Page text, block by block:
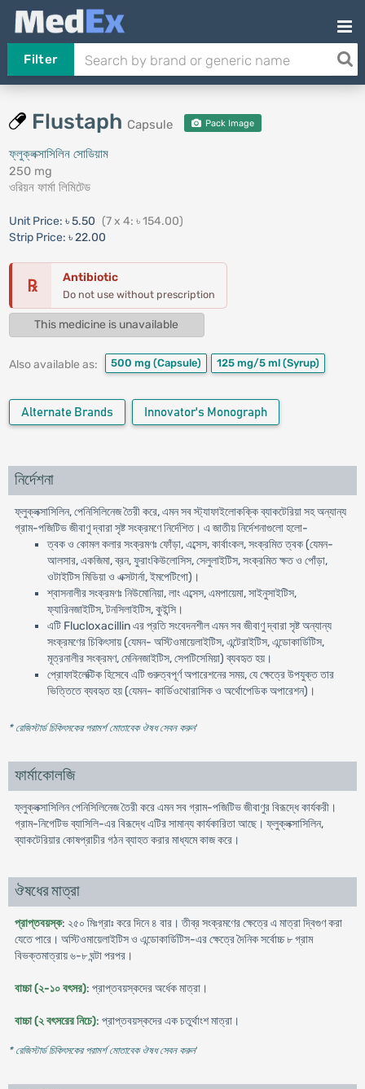
Filter
Flustaph Capsule Pack Image
ফ্লুক্লক্সাসিলিন সোডিয়াম
250 mg
ওরিয়ন ফার্মা লিমিটেড
Unit Price: ৳ 5.50 (7 x 4: ৳ 154.00)
Strip Price: ৳ 22.00
℞ Antibiotic
Do not use without prescription
This medicine is unavailable
Also available as: 500 mg (Capsule) 125 mg/5 ml (Syrup)
Alternate Brands Innovator's Monograph
নির্দেশনা
ফ্লুক্লক্সাসিলিন, পেনিসিলিনেজ তৈরী করে, এমন সব স্ট্যাফাইলোকক্কি ব্যাকটেরিয়া সহ অন্যান্য
গ্রাম-পজিটিভ জীবাণু দ্বারা সৃষ্ট সংক্রমণে নির্দেশিত। এ জাতীয় নির্দেশনাগুলো হলো-
ত্বক ও কোমল কলার সংক্রমণঃ ফোঁড়া, এব্সেস, কার্বাংকল, সংক্রমিত ত্বক (যেমন-
আলসার, একজিমা, ব্রন, ফুরাংকিউলোসিস, সেলুলাইটিস, সংক্রমিত ক্ষত ও পোঁড়া,
ওটাইটিস মিডিয়া ও এক্সটার্না, ইমপেটিগো)।
শ্বাসনালীর সংক্রমণঃ নিউমোনিয়া, লাং এব্সেস, এমপায়েমা, সাইনুসাইটিস,
ফ্যারিনজাইটিস, টনসিলাইটিস, কুইন্সি।
এটি Flucloxacillin এর প্রতি সংবেদনশীল এমন সব জীবাণু দ্বারা সৃষ্ট অন্যান্য
সংক্রমণের চিকিৎসায় (যেমন- অস্টিওমায়েলাইটিস, এন্টেরাইটিস, এন্ডোকার্ডিটিস,
মূত্রনালীর সংক্রমণ, মেনিনজাইটিস, সেপটিসেমিয়া) ব্যবহৃত হয়।
প্রোফাইলেক্টিক হিসেবে এটি গুরুত্বপূর্ণ অপারেশনের সময়, যে ক্ষেত্রে উপযুক্ত তার
ভিত্তিতে ব্যবহৃত হয় (যেমন- কার্ডিওথোরাসিক ও অর্থোপেডিক অপারেশন)।
* রেজিস্টার্ড চিকিৎসকের পরামর্শ মোতাবেক ঔষধ সেবন করুন'
ফার্মাকোলজি
ফ্লুক্লক্সাসিলিন পেনিসিলিনেজ তৈরী করে এমন সব গ্রাম-পজিটিভ জীবাণুর বিরূদ্ধে কার্যকরী।
গ্রাম-নিগেটিভ ব্যাসিলি-এর বিরূদ্ধে এটির সামান্য কার্যকারিতা আছে। ফ্লুক্লক্সাসিলিন,
ব্যাকটেরিয়ার কোষপ্রাচীর গঠন ব্যাহত করার মাধ্যমে কাজ করে।
ঔষধের মাত্রা
প্রাপ্তবয়স্ক: ২৫০ মিঃগ্রাঃ করে দিনে ৪ বার। তীব্র সংক্রমণের ক্ষেত্রে এ মাত্রা দ্বিগুণ করা
যেতে পারে। অস্টিওমায়েলাইটিস ও এন্ডোকার্ডিটিস-এর ক্ষেত্রে দৈনিক সর্বোচ্চ ৮ গ্রাম
বিভক্তমাত্রায় ৬-৮ ঘন্টা পরপর।
বাচ্চা (২-১০ বৎসর): প্রাপ্তবয়স্কদের অর্ধেক মাত্রা।
বাচ্চা (২ বৎসরের নিচে): প্রাপ্তবয়স্কদের এক চতুর্থাংশ মাত্রা।
* রেজিস্টার্ড চিকিৎসকের পরামর্শ মোতাবেক ঔষধ সেবন করুন'